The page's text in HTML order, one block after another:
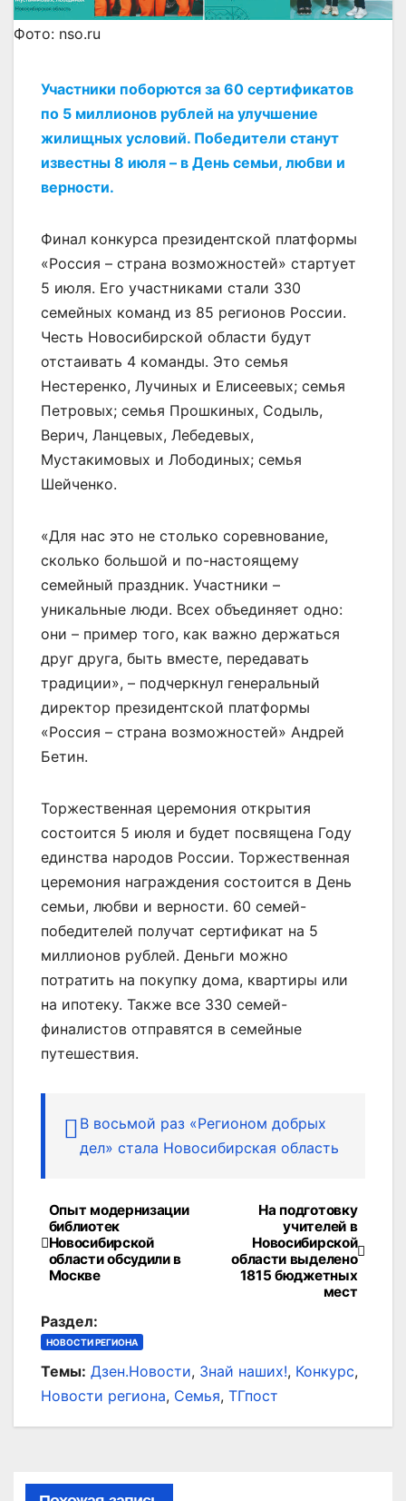
Фото: nso.ru
Участники поборются за 60 сертификатов
по 5 миллионов рублей на улучшение
жилищных условий. Победители станут
известны 8 июля – в День семьи, любви и
верности.
Финал конкурса президентской платформы
«Россия – страна возможностей» стартует
5 июля. Его участниками стали 330
семейных команд из 85 регионов России.
Честь Новосибирской области будут
отстаивать 4 команды. Это семья
Нестеренко, Лучиных и Елисеевых; семья
Петровых; семья Прошкиных, Содыль,
Верич, Ланцевых, Лебедевых,
Мустакимовых и Лободиных; семья
Шейченко.
«Для нас это не столько соревнование,
сколько большой и по-настоящему
семейный праздник. Участники –
уникальные люди. Всех объединяет одно:
они – пример того, как важно держаться
друг друга, быть вместе, передавать
традиции», – подчеркнул генеральный
директор президентской платформы
«Россия – страна возможностей» Андрей
Бетин.
Торжественная церемония открытия
состоится 5 июля и будет посвящена Году
единства народов России. Торжественная
церемония награждения состоится в День
семьи, любви и верности. 60 семей-
победителей получат сертификат на 5
миллионов рублей. Деньги можно
потратить на покупку дома, квартиры или
на ипотеку. Также все 330 семей-
финалистов отправятся в семейные
путешествия.
В восьмой раз «Регионом добрых
дел» стала Новосибирская область
Навигация
по
На подготовку
учителей в
Новосибирской
области выделено
1815 бюджетных
мест
Опыт модернизации
библиотек
Новосибирской
области обсудили в
Москве
Раздел:
НОВОСТИ РЕГИОНА
Темы: Дзен.Новости, Знай наших!, Конкурс,
Новости региона, Семья, ТГпост